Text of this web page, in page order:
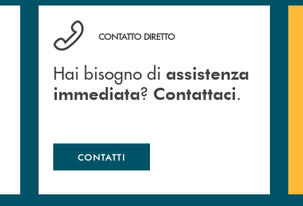
Hai bisogno di assistenza immediata ? Contattaci .
CONTATTO DIRETTO
Hai bisogno di assistenza
immediata? Contattaci.
CONTATTI